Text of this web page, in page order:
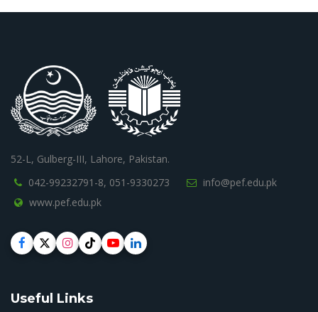
52-L, Gulberg-III, Lahore, Pakistan.
042-99232791-8, 051-9330273
info@pef.edu.pk
www.pef.edu.pk
Useful Links